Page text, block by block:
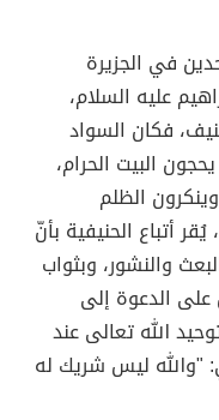
في الجزيرة
عليه السلام،
فكان السواد
البيت الحرام،
الظلم
أتباع الحنيفية بأنّ
والنشور، وبثواب
الدعوة إلى
الله تعالى عند
"والله ليس شريك له